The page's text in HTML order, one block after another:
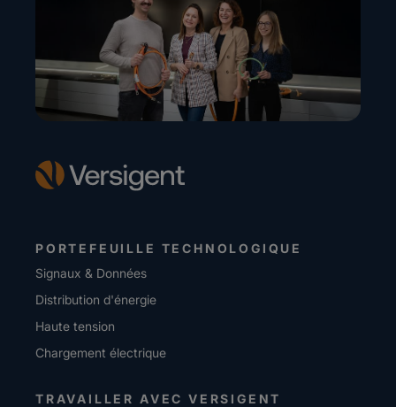
PORTEFEUILLE TECHNOLOGIQUE
Signaux & Données
Distribution d'énergie
Haute tension
Chargement électrique
TRAVAILLER AVEC VERSIGENT